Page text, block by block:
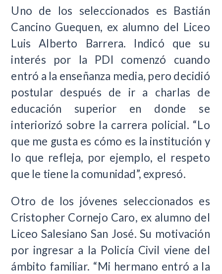
Uno de los seleccionados es Bastián
Cancino Guequen, ex alumno del Liceo
Luis Alberto Barrera. Indicó que su
interés por la PDI comenzó cuando
entró a la enseñanza media, pero decidió
postular después de ir a charlas de
educación superior en donde se
interiorizó sobre la carrera policial. “Lo
que me gusta es cómo es la institución y
lo que refleja, por ejemplo, el respeto
que le tiene la comunidad”, expresó.
Otro de los jóvenes seleccionados es
Cristopher Cornejo Caro, ex alumno del
Liceo Salesiano San José. Su motivación
por ingresar a la Policía Civil viene del
ámbito familiar. “Mi hermano entró a la